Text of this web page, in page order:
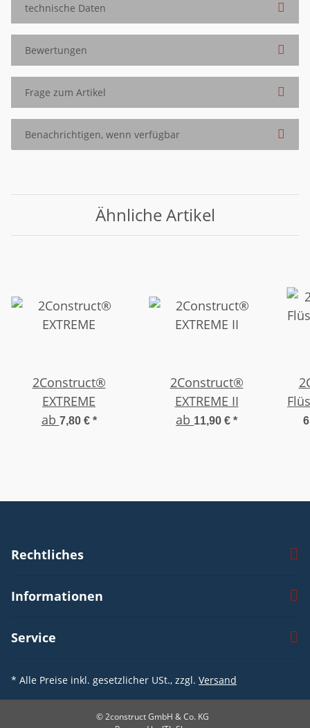
technische Daten
Bewertungen
Frage zum Artikel
Benachrichtigen, wenn verfügbar
Ähnliche Artikel
2Construct®
EXTREME
ab 7,80 € *
2Construct®
EXTREME II
ab 11,90 € *
Rechtliches
Informationen
Service
* Alle Preise inkl. gesetzlicher USt., zzgl. Versand
© 2construct GmbH & Co. KG